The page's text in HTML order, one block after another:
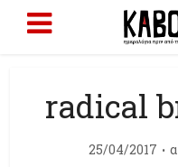
radical
25/04/2017